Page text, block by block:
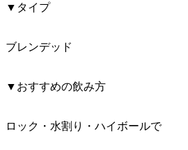
▼タイプ
ブレンデッド
▼おすすめの飲み方
ロック・水割り・ハイボールで